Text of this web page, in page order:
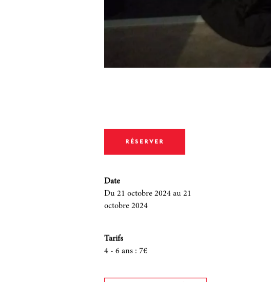
RÉSERVER
Date
Du 21 octobre 2024 au 21
octobre 2024
Tarifs
4 - 6 ans : 7€